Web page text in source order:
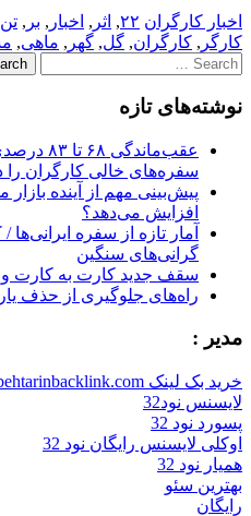
اخبار کارگران ۲۲, اثر , اخبار , بر , تن
کارگر , کارگران, گل, گهر , ماهی,
Search
for:
نوشته‌های تازه
سفره‌های خالی کارگران
پیش‌بینی مهم از آینده
افزایش می‌دهد؟
آمار تازه از سفره
گرانی‌های سنگین
سقف جدید کارت به کارت و
راه‌های جلوگیری از حذف
مدیر :
خرید بک لینک behtarinbacklink.com
لایسنس نود32
پسورد نود 32
اوکلی لایسنس رایگان نود 32
همیار نود 32
بهترین سئو
رایگان